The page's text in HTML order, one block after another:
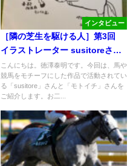
インタビュー
［隣の芝生を駆ける人］第3回
イラストレーター susitoreさん×
モトイチさん 馬を描く面白さ
こんにちは。徳澤泰明です。今回は、馬や
競馬をモチーフにした作品で活動されてい
る「susitore」さんと「モトイチ」さんを
ご紹介します。お二...